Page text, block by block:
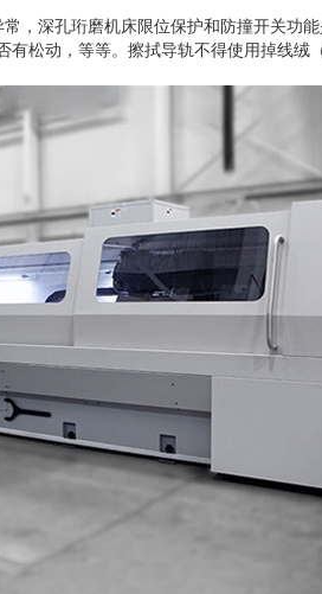
深孔珩磨机床限位保护和防撞开关功
松动，等等。擦拭导轨不得使用掉线绒